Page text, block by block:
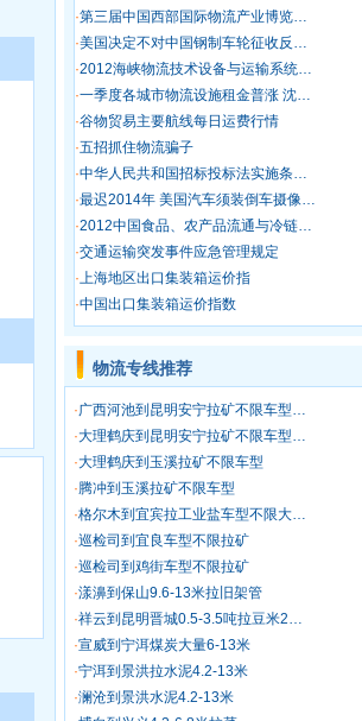
·第三届中国西部国际物流产业博览…
·美国决定不对中国钢制车轮征收反…
·2012海峡物流技术设备与运输系统…
·一季度各城市物流设施租金普涨 沈…
·谷物贸易主要航线每日运费行情
·五招抓住物流骗子
·中华人民共和国招标投标法实施条…
·最迟2014年 美国汽车须装倒车摄像…
·2012中国食品、农产品流通与冷链…
·交通运输突发事件应急管理规定
·上海地区出口集装箱运价指
·中国出口集装箱运价指数
物流专线推荐
·广西河池到昆明安宁拉矿不限车型…
·大理鹤庆到昆明安宁拉矿不限车型…
·大理鹤庆到玉溪拉矿不限车型
·腾冲到玉溪拉矿不限车型
·格尔木到宜宾拉工业盐车型不限大…
·巡检司到宜良车型不限拉矿
·巡检司到鸡街车型不限拉矿
·漾濞到保山9.6-13米拉旧架管
·祥云到昆明晋城0.5-3.5吨拉豆米2…
·宣威到宁洱煤炭大量6-13米
·宁洱到景洪拉水泥4.2-13米
·澜沧到景洪水泥4.2-13米